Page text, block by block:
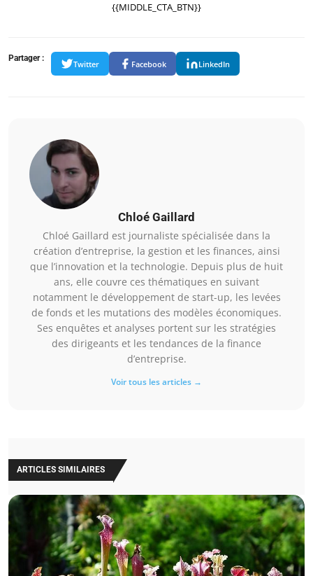
{{MIDDLE_CTA_BTN}}
Partager :
Twitter Facebook LinkedIn
Chloé Gaillard
Chloé Gaillard est journaliste spécialisée dans la
création d’entreprise, la gestion et les finances, ainsi
que l’innovation et la technologie. Depuis plus de huit
ans, elle couvre ces thématiques en suivant
notamment le développement de start-up, les levées
de fonds et les mutations des modèles économiques.
Ses enquêtes et analyses portent sur les stratégies
des dirigeants et les tendances de la finance
d’entreprise.
Voir tous les articles →
ARTICLES SIMILAIRES